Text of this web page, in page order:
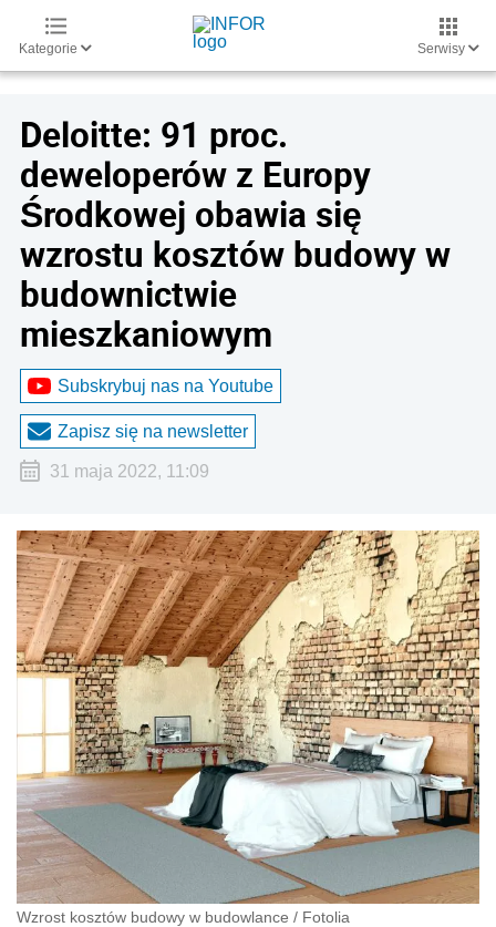
Kategorie Serwisy
Deloitte: 91 proc.
deweloperów z Europy
Środkowej obawia się
wzrostu kosztów budowy w
budownictwie
mieszkaniowym
Subskrybuj nas na Youtube
Zapisz się na newsletter
31 maja 2022, 11:09
Wzrost kosztów budowy w budowlance / Fotolia